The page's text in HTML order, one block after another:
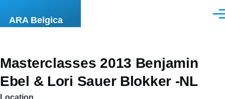
ARA Belgica
Masterclasses 2013 Benjamin
Ebel & Lori Sauer Blokker -NL
Location